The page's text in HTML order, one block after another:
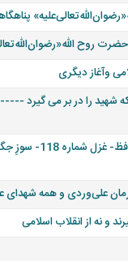
روح
وآغاز دیگری
شهید را در بر می گیرد
شرح غزلیات حافظ-
علی‌وردی و همه شهدای
و نه از انقلاب اسلامی